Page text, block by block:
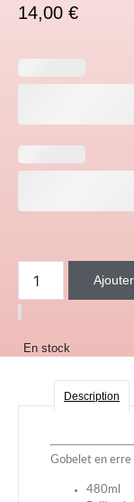
14,00 €
quantité de
En stock
Description
Gobelet en erre
480ml